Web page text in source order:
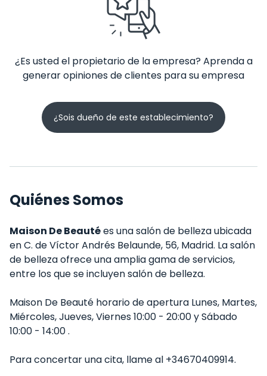
¿Es usted el propietario de la empresa? Aprenda a
generar opiniones de clientes para su empresa
¿Sois dueño de este establecimiento?
Quiénes Somos
Maison De Beautées una salón de belleza ubicada
en C. de Víctor Andrés Belaunde, 56, Madrid. La salón
de belleza ofrece una amplia gama de servicios,
entre los que se incluyen salón de belleza.
Maison De Beauté horario de apertura Lunes, Martes,
Miércoles, Jueves, Viernes 10:00 - 20:00 y Sábado
10:00 - 14:00 .
Para concertar una cita, llame al +34670409914.